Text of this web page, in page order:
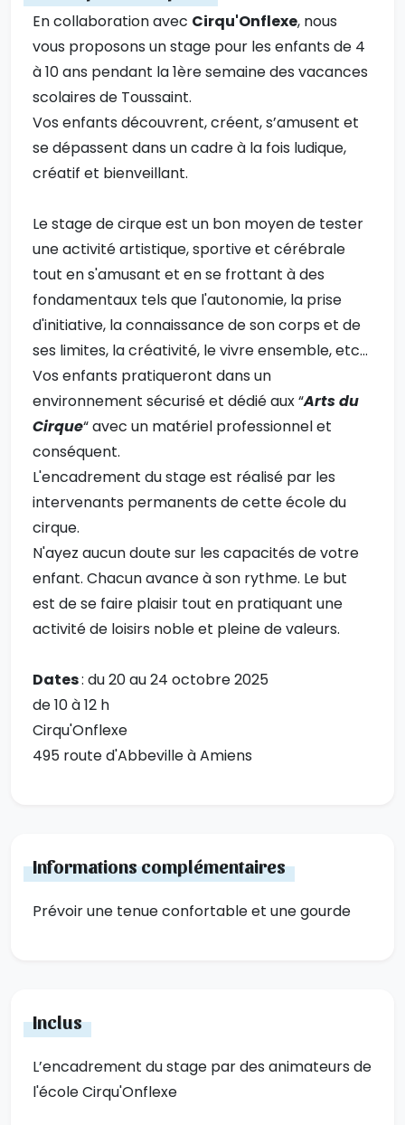
En collaboration avec Cirqu'Onflexe, nous
vous proposons un stage pour les enfants de 4
à 10 ans pendant la 1ère semaine des vacances
scolaires de Toussaint.
Vos enfants découvrent, créent, s’amusent et
se dépassent dans un cadre à la fois ludique,
créatif et bienveillant.
Le stage de cirque est un bon moyen de tester
une activité artistique, sportive et cérébrale
tout en s'amusant et en se frottant à des
fondamentaux tels que l'autonomie, la prise
d'initiative, la connaissance de son corps et de
ses limites, la créativité, le vivre ensemble, etc...
​Vos enfants pratiqueront dans un
environnement sécurisé et dédié aux “Arts du
Cirque“ avec un matériel professionnel et
conséquent.
L'encadrement du stage est réalisé par les
intervenants permanents de cette école du
cirque.
N'ayez aucun doute sur les capacités de votre
enfant. Chacun avance à son rythme. Le but
est de se faire plaisir tout en pratiquant une
activité de loisirs noble et pleine de valeurs.
Dates: du 20 au 24 octobre 2025
de 10 à 12 h
Cirqu'Onflexe
495 route d'Abbeville à Amiens
Informations complémentaires
Prévoir une tenue confortable et une gourde
Inclus
L’encadrement du stage par des animateurs de
l'école Cirqu'Onflexe